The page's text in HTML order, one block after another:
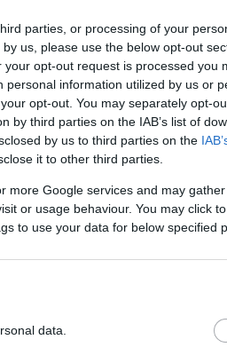
parties, or processing of your
us, please use the below opt-out
opt-out request is processed you
information utilized by us or
opt-out. You may separately opt-
by third parties on the IAB’s list of
by us to third parties on the
it to other third parties.
more Google services and may
or usage behaviour. You may click
to use your data for below specified
data.
Külföldi
jelenhetünk meg
a nemzetközi
sajtóban
2024
2024
2024
2024
2024 május
2024
2024